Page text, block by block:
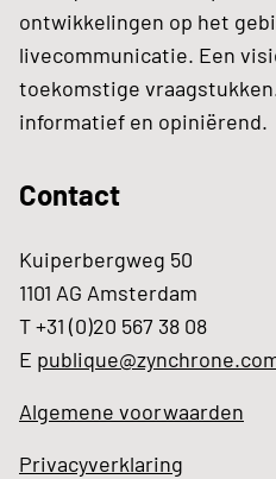
ontwikkelingen op het
livecommunicatie. Een
toekomstige
informatief en opiniërend.
Contact
Kuiperbergweg 50
1101 AG Amsterdam
T +31 (0)20 567 38 08
E
Algemene voorwaarden
Privacyverklaring